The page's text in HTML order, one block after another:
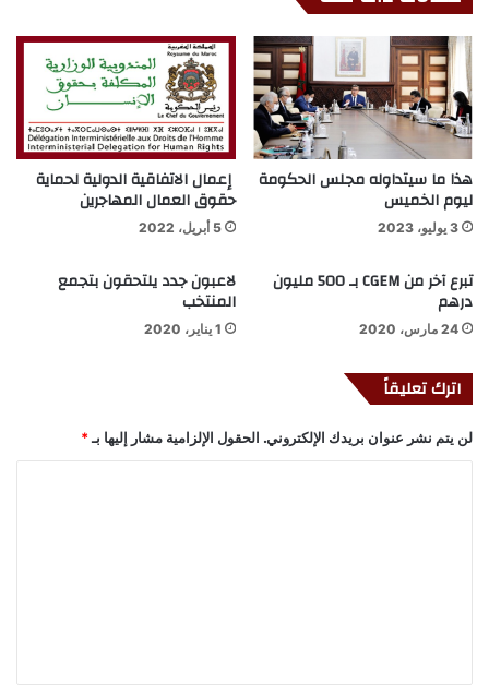
هذا ما سيتداوله مجلس الحكومة
ليوم الخميس
3 يوليو، 2023
إعمال الاتفاقية الدولية لحماية
حقوق العمال المهاجرين
5 أبريل، 2022
تبرع آخر من CGEM بـ 500 مليون
درهم
24 مارس، 2020
لاعبون جدد يلتحقون بتجمع
المنتخب
1 يناير، 2020
اترك تعليقاً
لن يتم نشر عنوان بريدك الإلكتروني. الحقول الإلزامية مشار إليها بـ*